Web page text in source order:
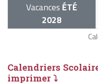
Vacances ÉTÉ
2028
Calendriers
imprimer ⤵